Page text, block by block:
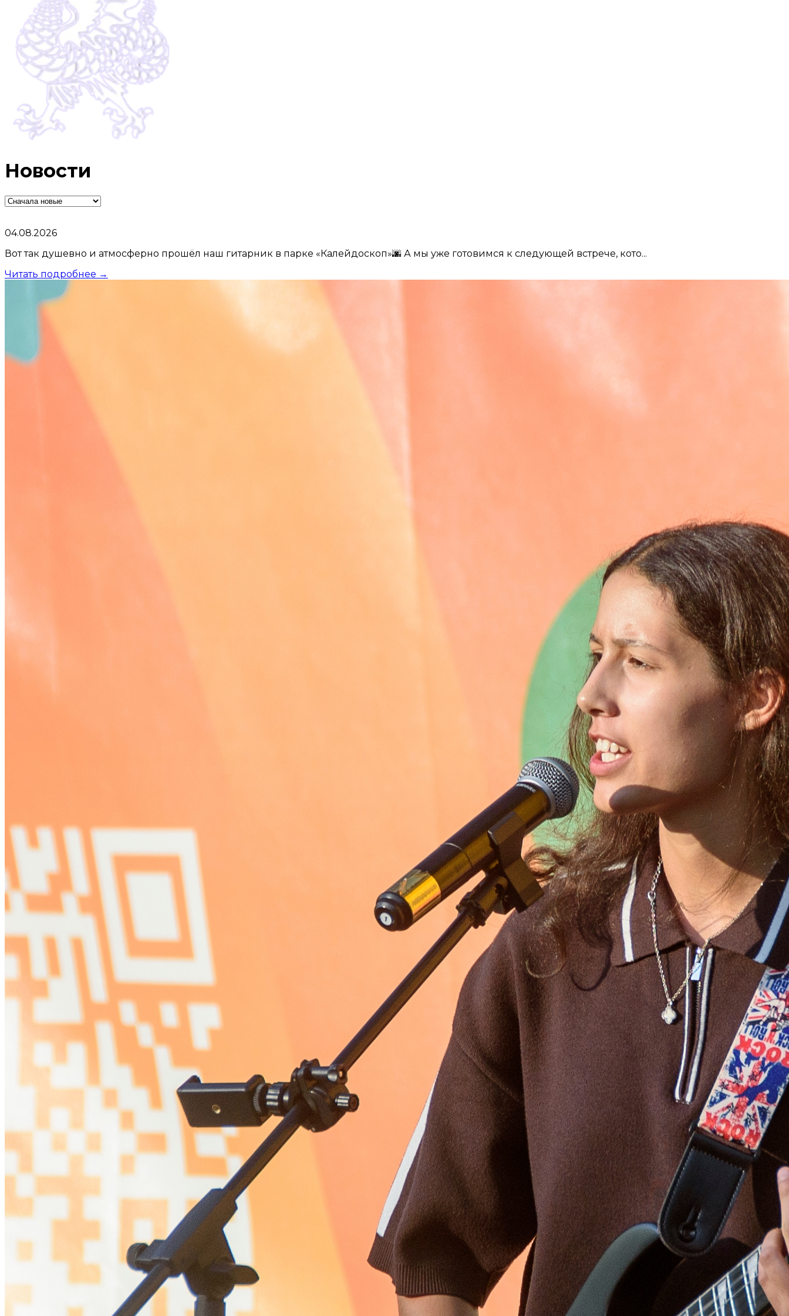
Новости
04.08.2026
Вот так душевно и атмосферно прошёл наш гитарник в парке «Калейдоскоп»🌆 А мы уже готовимся к следующей встрече, кото...
Читать подробнее →